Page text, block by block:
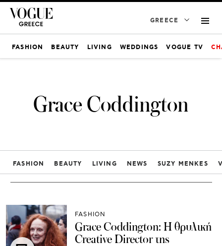
GREECE
FASHION BEAUTY LIVING WEDDINGS VOGUE TV
Grace Coddington
FASHION BEAUTY LIVING NEWS SUZY MENKES
FASHION
Grace Coddington: Η θρυλική
Creative Director της